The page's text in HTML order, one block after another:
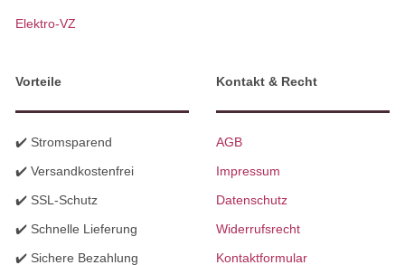
Elektro-VZ
Vorteile
✔️ Stromsparend
✔️ Versandkostenfrei
✔️ SSL-Schutz
✔️ Schnelle Lieferung
✔️ Sichere Bezahlung
Kontakt & Recht
AGB
Impressum
Datenschutz
Widerrufsrecht
Kontaktformular